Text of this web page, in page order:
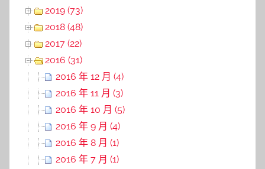
2019 (73)
2018 (48)
2017 (22)
2016 (31)
2016 年 12 月 (4)
2016 年 11 月 (3)
2016 年 10 月 (5)
2016 年 9 月 (4)
2016 年 8 月 (1)
2016 年 7 月 (1)